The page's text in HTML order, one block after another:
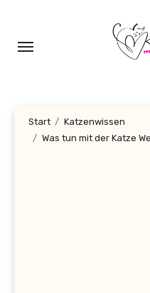
springen
Start
Katzenwissen
Was tun mit der Katze